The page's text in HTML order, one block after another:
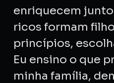
enriquecem
ricos formam
princípios,
Eu ensino o que
minha família,